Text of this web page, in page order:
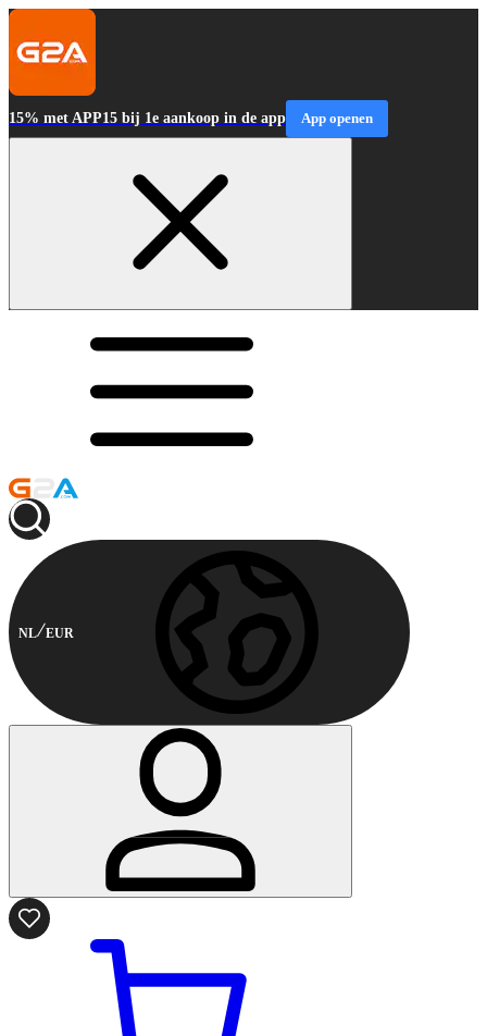
15% met APP15 bij 1e aankoop in de app App openen
NL EUR